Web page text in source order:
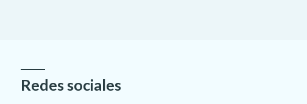
Redes sociales